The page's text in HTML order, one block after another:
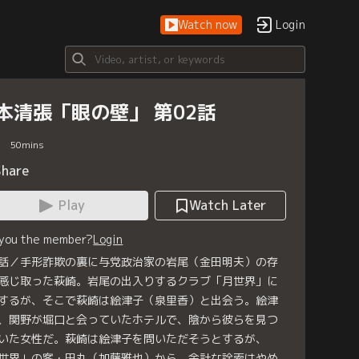
Watch now Login
清張「眼の壁」 第02話
50mins
Play
Watch Later
the member?Login
／手形詐欺の裏に与党政治家の岩尾（金田明夫）の存
じ取った萩崎。岩尾の出入りするクラブ「月世界」に
るが、そこで萩崎は絵津子（泉里香）と出会う。絵津
関野が堀口と会っていたホテルで、陰から彼らを見つ
た女性だ。萩崎は絵津子を問いただそうとするが、